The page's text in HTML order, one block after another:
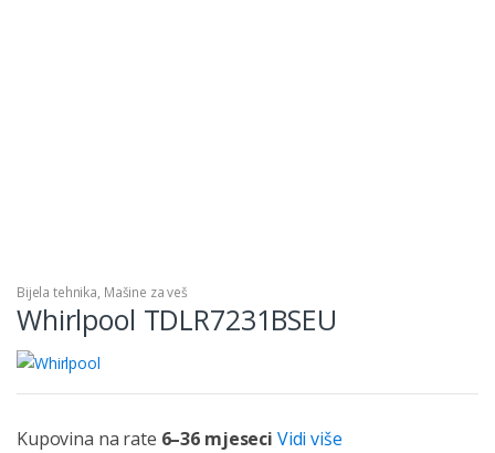
Bijela tehnika, Mašine za veš
Whirlpool TDLR7231BSEU
Kupovina na rate 6–36 mjeseci Vidi više